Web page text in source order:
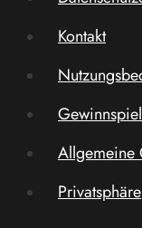
Kontakt
Allgemeine
Privatsphäre